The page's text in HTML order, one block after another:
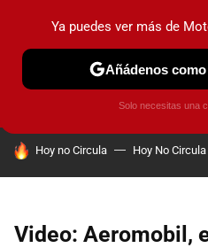
PRUEBAS INDUSTRIA
HOY SE HABLA DE
Hoy no Circula Hoy No Circula
Video: Aeromobil,
Ya puedes ver más de
Añádenos
Solo necesitas una